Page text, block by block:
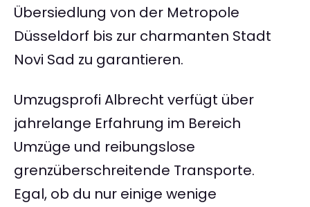
Übersiedlung von der Metropole
Düsseldorf bis zur charmanten Stadt
Novi Sad zu garantieren.
Umzugsprofi Albrecht verfügt über
jahrelange Erfahrung im Bereich
Umzüge und reibungslose
grenzüberschreitende Transporte.
Egal, ob du nur einige wenige